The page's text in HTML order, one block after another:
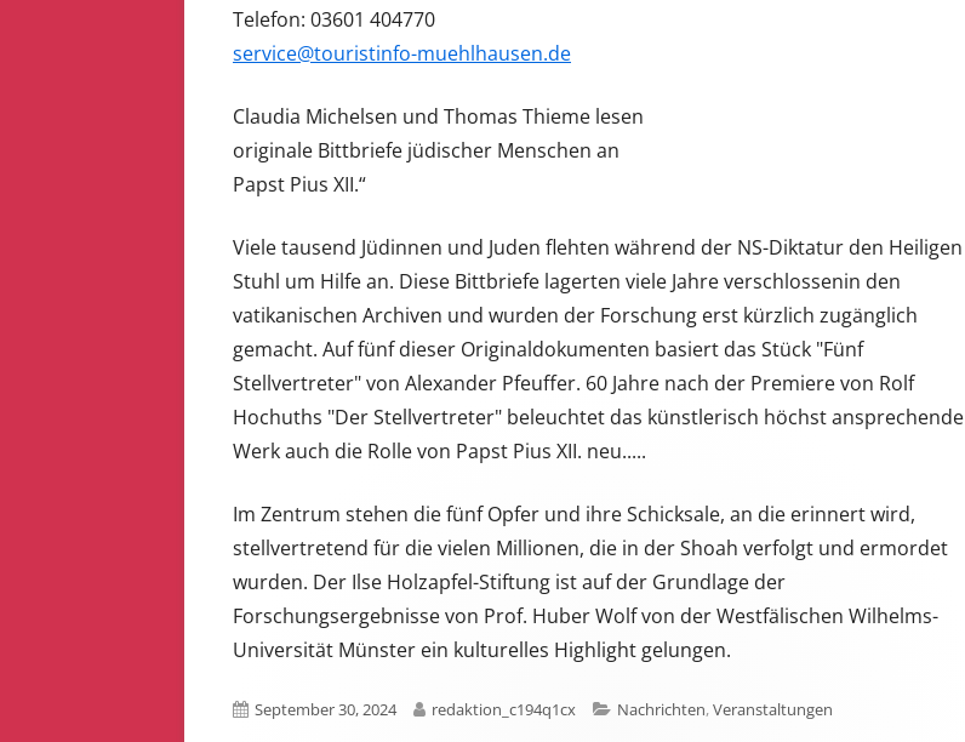
Telefon: 03601 404770
service@touristinfo-muehlhausen.de
Claudia Michelsen und Thomas Thieme lesen
originale Bittbriefe jüdischer Menschen an
Papst Pius XII.“
Viele tausend Jüdinnen und Juden flehten während der NS-Diktatur den Heiligen
Stuhl um Hilfe an. Diese Bittbriefe lagerten viele Jahre verschlossenin den
vatikanischen Archiven und wurden der Forschung erst kürzlich zugänglich
gemacht. Auf fünf dieser Originaldokumenten basiert das Stück "Fünf
Stellvertreter" von Alexander Pfeuffer. 60 Jahre nach der Premiere von Rolf
Hochuths "Der Stellvertreter" beleuchtet das künstlerisch höchst ansprechende
Werk auch die Rolle von Papst Pius XII. neu.....
Im Zentrum stehen die fünf Opfer und ihre Schicksale, an die erinnert wird,
stellvertretend für die vielen Millionen, die in der Shoah verfolgt und ermordet
wurden. Der Ilse Holzapfel-Stiftung ist auf der Grundlage der
Forschungsergebnisse von Prof. Huber Wolf von der Westfälischen Wilhelms-
Universität Münster ein kulturelles Highlight gelungen.
Veröffentlicht
September 30, 2024 Autor
redaktion_c194q1cx Kategorien
Nachrichten,Veranstaltungen